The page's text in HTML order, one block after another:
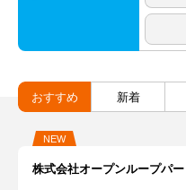
おすすめ 新着
NEW
株式会社オープンループパ